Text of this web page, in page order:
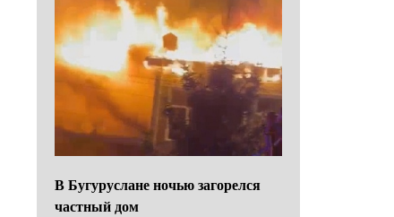
В Бугуруслане ночью загорелся
частный дом